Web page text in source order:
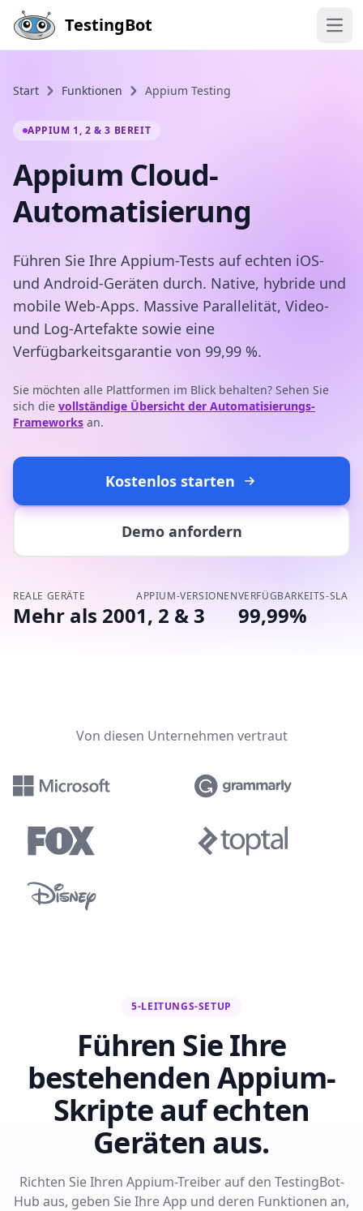
Skip to main content
TestingBot
Start Funktionen Appium Testing
APPIUM 1, 2 & 3 BEREIT
Appium Cloud-
Automatisierung
Führen Sie Ihre Appium-Tests auf echten iOS-
und Android-Geräten durch. Native, hybride und
mobile Web-Apps. Massive Parallelität, Video-
und Log-Artefakte sowie eine
Verfügbarkeitsgarantie von 99,99 %.
Sie möchten alle Plattformen im Blick behalten? Sehen Sie
sich die vollständige Übersicht der Automatisierungs-
Frameworks an.
Kostenlos starten
Demo anfordern
REALE GERÄTE
Mehr als 200
APPIUM-VERSIONEN
1, 2 & 3
VERFÜGBARKEITS-SLA
99,99%
Von diesen Unternehmen vertraut
5-LEITUNGS-SETUP
Führen Sie Ihre
bestehenden Appium-
Skripte auf echten
Geräten aus.
Richten Sie Ihren Appium-Treiber auf den TestingBot-
Hub aus, geben Sie Ihre App und deren Funktionen an,